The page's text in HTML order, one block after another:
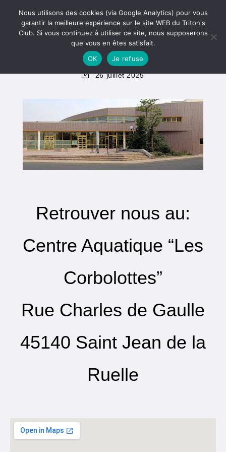
content
Menu
Nous trouver
Dernière
publication :
26 juillet 2025
Retrouver nous au:
Centre Aquatique “Les
Corbolottes”
Rue Charles de Gaulle
45140 Saint Jean de la
Ruelle
Nous utilisons des cookies (via Google Analytics) pour vous
garantir la meilleure expérience sur le site WEB du Triton's
Club. Si vous continuez à utiliser ce site, nous supposerons
que vous en êtes satisfait.
OK
Je refuse